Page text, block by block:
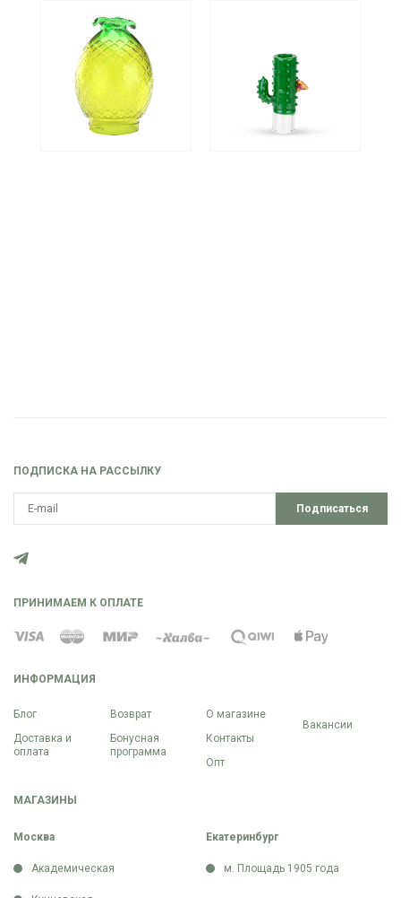
ИНФОРМАЦИЯ
Блог
Доставка и
оплата
Возврат
Бонусная
программа
О магазине
Контакты
Опт
Вакансии
МАГАЗИНЫ
Москва
Академическая
Екатеринбург
м. Площадь 1905 года
ПОДПИСКА НА РАССЫЛКУ
Подписаться
ПРИНИМАЕМ К ОПЛАТЕ